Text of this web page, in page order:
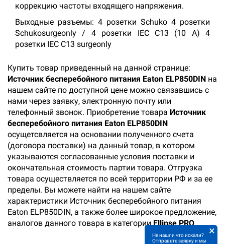
коррекцию частоты входящего напряжения.
Выходные разъемы: 4 розетки Schuko 4 розетки
Schukosurgeonly / 4 розетки IEC C13 (10 A) 4
розетки IEC C13 surgeonly
Купить товар приведенный на данной странице:
Источник бесперебойного питания Eaton ELP850DIN на
нашем сайте по доступной цене можно связавшись с
нами через заявку, электронную почту или
телефонный звонок. Приобретение товара Источник
бесперебойного питания Eaton ELP850DIN
осущетсвляется на основании полученного счета
(договора поставки) на данный товар, в котором
указываются согласованные условия поставки и
окончательная стоимость партии товара. Отгрузка
товара осуществляется по всей территории РФ и за ее
пределы. Вы можете найти на нашем сайте
характеристики Источник бесперебойного питания
Eaton ELP850DIN, а также более широкое предложение,
аналогов данного товара в категорииEllipse PRO.
Не нашли что искали?
Отправьте заявку и мы
×